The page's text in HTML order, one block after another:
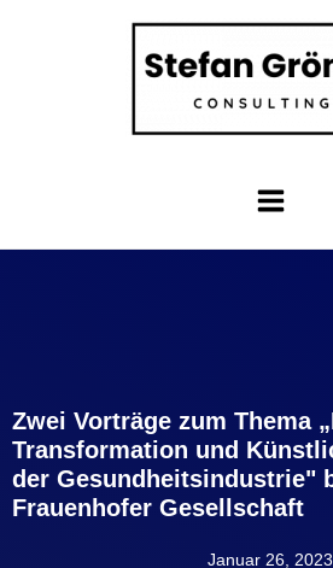
Zwei Vorträge zum Thema
Transformation und
der Gesundheitsindustrie"
Frauenhofer Gesellschaft
Januar 26, 2023